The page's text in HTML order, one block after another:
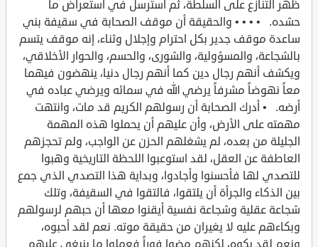
ظهر التنازع على السلطة، ثم استرسل في استعراض ما
حشده. • • • • والحقيقة أن موقف الصحابة في سقيفة بني
ساعدة موقف جدير بكل احترام وإجلال وثناء، إنه موقف يتسم
بالشجاعة، والمسؤولية، والشورى، والحسم، والحوار الأخلاقي،
ويكشف أنهم رجال دين كما أنهم رجال دنيا، ينهضون فيهما
معاً نهوضاً مشرفاً يرضي الله في سمائه ويرضي عباده في
أرضه. • أدرك الصحابة أن رسولهم الكريم قد مات، وانتهت
مهمته على الأرض، وأن عليهم أن يحملوا هذه المهمة
الجليلة من بعده، لم يشغلهم الحزن عن الواجب، ولم تحجزهم
العاطفة عن العقل، لقد استوعبوا اللحظة التاريخية وهبوا
للتصدي لها فأحسنوا وأجادوا، وبداية هذا التصدي الذي جمع
بين الذكاء والجرأة أن يلتقوا، فالتقوا في السقيفة، وتلك
شجاعة عقلية وشجاعة نفسية أيقنوا معها أن حبهم لرسولهم
وبكاءهم عليه لا يغيران من حقيقة موته. نعم لقد أحبوه،